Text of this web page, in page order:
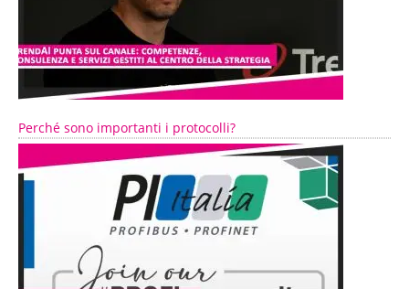
Perché sono importanti i protocolli?